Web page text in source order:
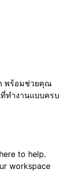
พร้อมช่วยคุณ
ทำงานแบบครบ
to help.
workspace